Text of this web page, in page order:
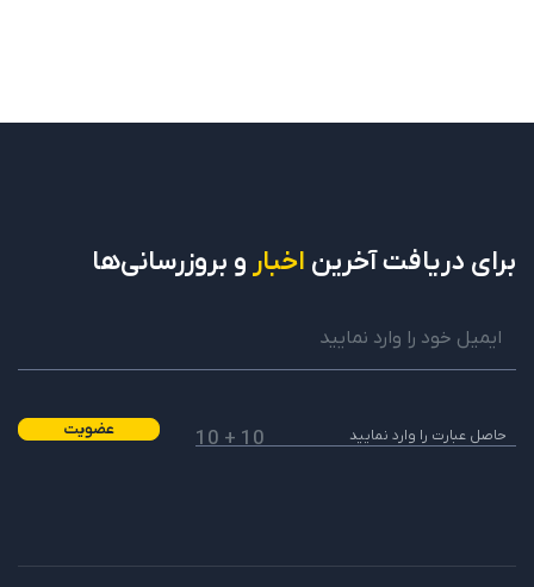
برای دریافتآخرین اخبار و بروزرسانی‌ها
10 + 10 عضویت